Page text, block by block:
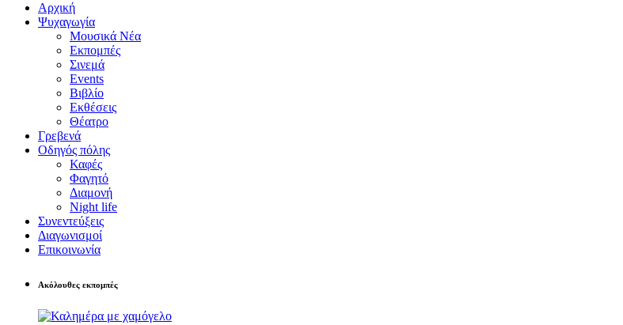
Αρχική
Ψυχαγωγία
Μουσικά Νέα
Εκπομπές
Σινεμά
Events
Βιβλίο
Εκθέσεις
Θέατρο
Γρεβενά
Οδηγός πόλης
Καφές
Φαγητό
Διαμονή
Night life
Συνεντεύξεις
Διαγωνισμοί
Επικοινωνία
Ακόλουθες εκπομπές